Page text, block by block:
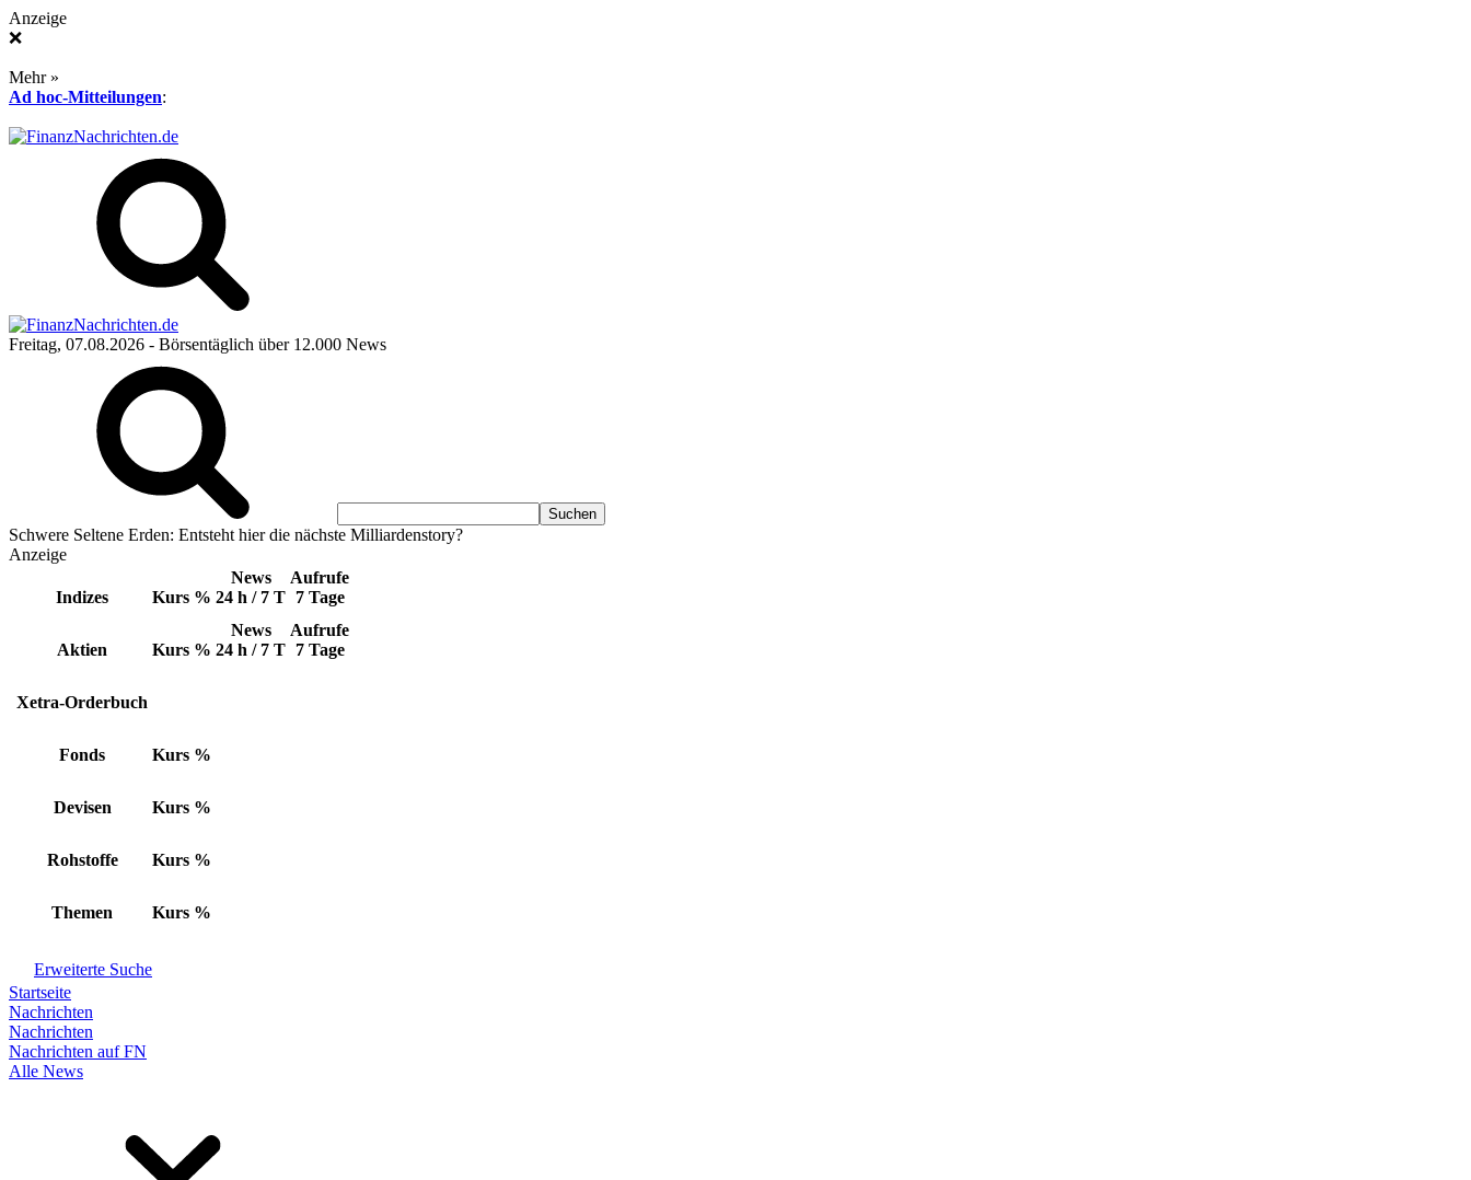
Anzeige
❌
Mehr »
Ad hoc-Mitteilungen:
Freitag, 07.08.2026 - Börsentäglich über 12.000 News
Schwere Seltene Erden: Entsteht hier die nächste Milliardenstory?
Anzeige
Indizes Kurs %
News
24 h / 7 T
Aufrufe
7 Tage
Aktien Kurs %
News
24 h / 7 T
Aufrufe
7 Tage
Xetra-Orderbuch
Fonds Kurs %
Devisen Kurs %
Rohstoffe Kurs %
Themen Kurs %
Erweiterte Suche
Startseite
Nachrichten
Nachrichten
Nachrichten auf FN
Alle News